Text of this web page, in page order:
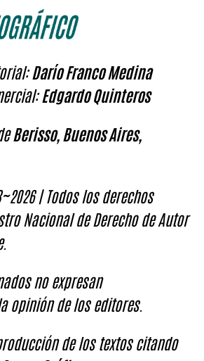
Darío Franco Medina
Edgardo Quinteros
Berisso, Buenos Aires,
| Todos los derechos
Nacional de Derecho de Autor
no expresan
opinión de los editores.
de los textos citando